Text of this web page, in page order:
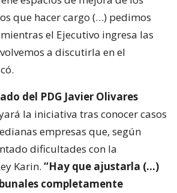
que hacer cargo (…) pedimos
el Ejecutivo ingresa las
a discutirla en el
del PDG Javier Olivares
la iniciativa tras conocer casos
empresas que, según
dificultades con la
Karin. “Hay que ajustarla (…)
completamente